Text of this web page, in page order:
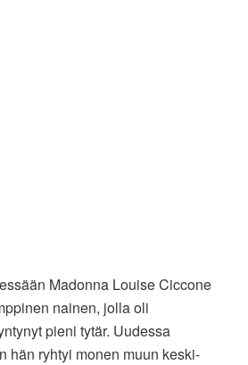
Madonna Louise Ciccone
nainen, jolla oli
pieni tytär. Uudessa
hän ryhtyi monen muun keski-